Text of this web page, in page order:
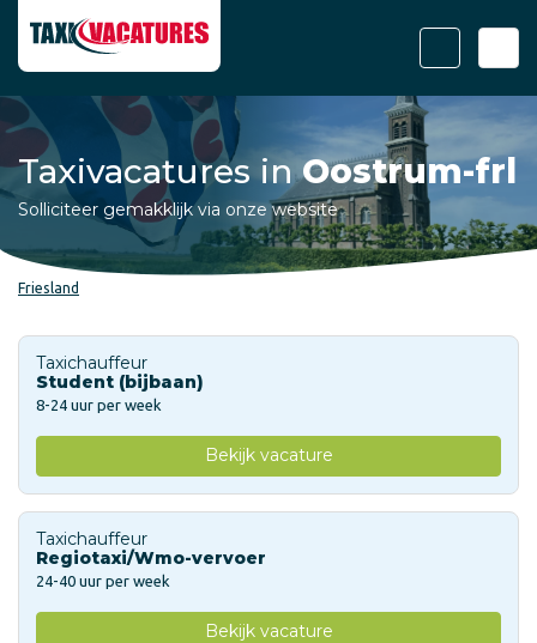
Taxivacatures inOostrum-frl
Solliciteer gemakklijk via onze website
Friesland
Taxichauffeur
Student (bijbaan)
8-24 uur per week
Bekijk vacature
Taxichauffeur
Regiotaxi/Wmo-vervoer
24-40 uur per week
Bekijk vacature